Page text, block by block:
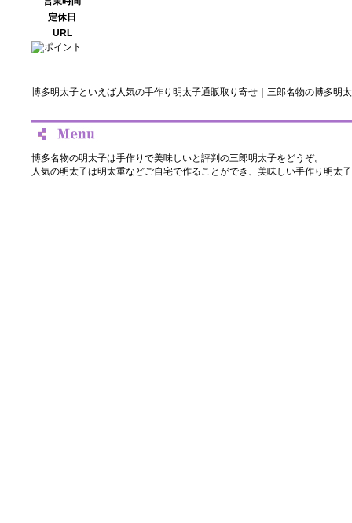
定休日
URL
博多明太子といえば人気の手作り明太子通販取り寄せ｜三郎名物の博多明
博多名物の明太子は手作りで美味しいと評判の三郎明太子をどうぞ。
人気の明太子は明太重などご自宅で作ることができ、美味しい手作り明太